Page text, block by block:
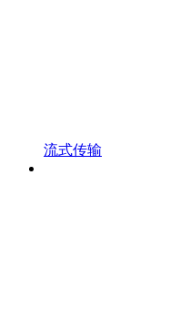
流式传输